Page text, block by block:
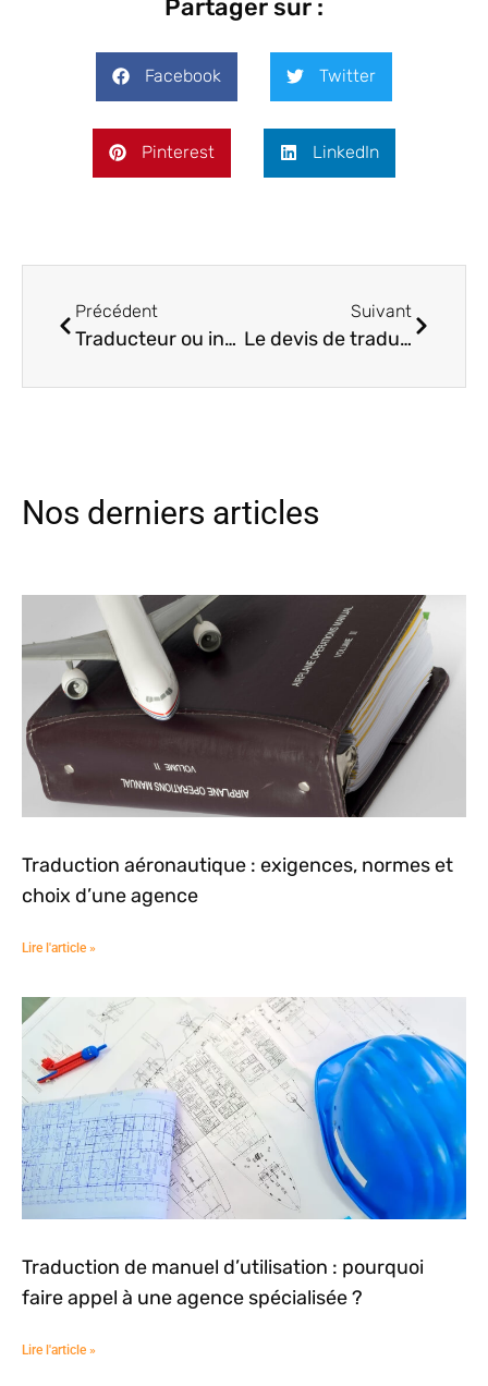
Partager sur :
Facebook Twitter
Pinterest LinkedIn
Précédent
Traducteur ou interprète ? Quelles différences ?
Suivant
Le devis de traduction : ce qu’il faut savoir
Nos derniers articles
Traduction aéronautique : exigences, normes et
choix d’une agence
Lire l'article »
Traduction de manuel d’utilisation : pourquoi
faire appel à une agence spécialisée ?
Lire l'article »